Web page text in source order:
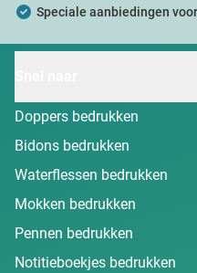
Speciale aanbiedingen
Doppers bedrukken
Bidons bedrukken
Waterflessen bedrukken
Mokken bedrukken
Pennen bedrukken
Notitieboekjes bedrukken